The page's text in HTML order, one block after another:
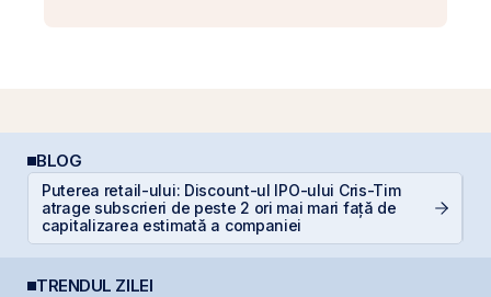
BLOG
Puterea retail-ului: Discount-ul IPO-ului Cris-Tim
atrage subscrieri de peste 2 ori mai mari față de
capitalizarea estimată a companiei
TRENDUL ZILEI